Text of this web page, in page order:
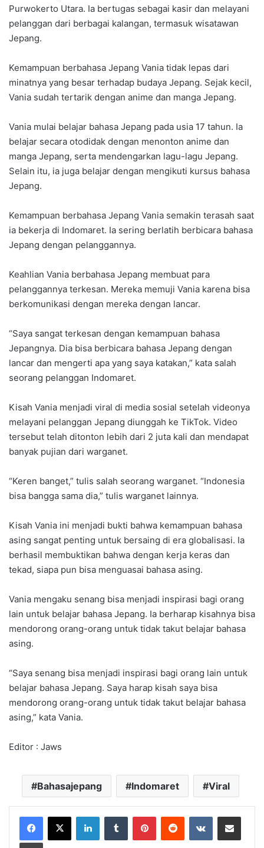
Purwokerto Utara. Ia bertugas sebagai kasir dan melayani
pelanggan dari berbagai kalangan, termasuk wisatawan
Jepang.
Kemampuan berbahasa Jepang Vania tidak lepas dari
minatnya yang besar terhadap budaya Jepang. Sejak kecil,
Vania sudah tertarik dengan anime dan manga Jepang.
Vania mulai belajar bahasa Jepang pada usia 17 tahun. Ia
belajar secara otodidak dengan menonton anime dan
manga Jepang, serta mendengarkan lagu-lagu Jepang.
Selain itu, ia juga belajar dengan mengikuti kursus bahasa
Jepang.
Kemampuan berbahasa Jepang Vania semakin terasah saat
ia bekerja di Indomaret. Ia sering berlatih berbicara bahasa
Jepang dengan pelanggannya.
Keahlian Vania berbahasa Jepang membuat para
pelanggannya terkesan. Mereka memuji Vania karena bisa
berkomunikasi dengan mereka dengan lancar.
“Saya sangat terkesan dengan kemampuan bahasa
Jepangnya. Dia bisa berbicara bahasa Jepang dengan
lancar dan mengerti apa yang saya katakan,” kata salah
seorang pelanggan Indomaret.
Kisah Vania menjadi viral di media sosial setelah videonya
melayani pelanggan Jepang diunggah ke TikTok. Video
tersebut telah ditonton lebih dari 2 juta kali dan mendapat
banyak pujian dari warganet.
“Keren banget,” tulis salah seorang warganet. “Indonesia
bisa bangga sama dia,” tulis warganet lainnya.
Kisah Vania ini menjadi bukti bahwa kemampuan bahasa
asing sangat penting untuk bersaing di era globalisasi. Ia
berhasil membuktikan bahwa dengan kerja keras dan
tekad, siapa pun bisa menguasai bahasa asing.
Vania mengaku senang bisa menjadi inspirasi bagi orang
lain untuk belajar bahasa Jepang. Ia berharap kisahnya bisa
mendorong orang-orang untuk tidak takut belajar bahasa
asing.
“Saya senang bisa menjadi inspirasi bagi orang lain untuk
belajar bahasa Jepang. Saya harap kisah saya bisa
mendorong orang-orang untuk tidak takut belajar bahasa
asing,” kata Vania.
Editor : Jaws
Bahasajepang Indomaret Viral
LinkedInTumblr PinterestReddit VKontakteShare via Email
Print